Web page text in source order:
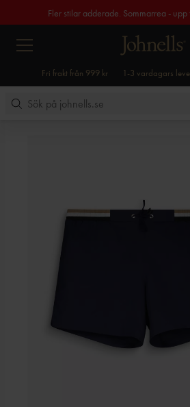
Fler stilar adderade. Sommarrea -
Fri frakt från 999 kr 1-3 vardagars